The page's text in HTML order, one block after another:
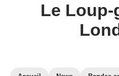
Le Loup-